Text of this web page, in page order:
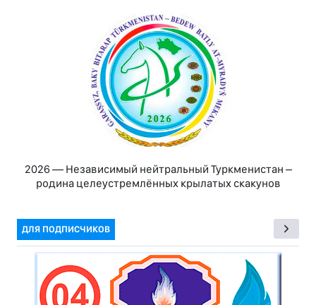
2026 — Независимый нейтральный Туркменистан –
родина целеустремлённых крылатых скакунов
ДЛЯ ПОДПИСЧИКОВ